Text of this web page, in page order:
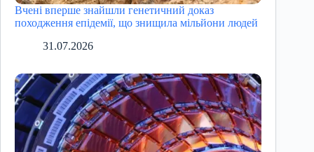
Вчені вперше знайшли генетичний доказ
походження епідемії, що знищила мільйони людей
31.07.2026